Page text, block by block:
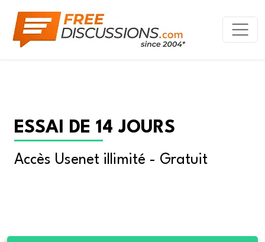
ESSAI DE 14 JOURS
Accès Usenet illimité - Gratuit